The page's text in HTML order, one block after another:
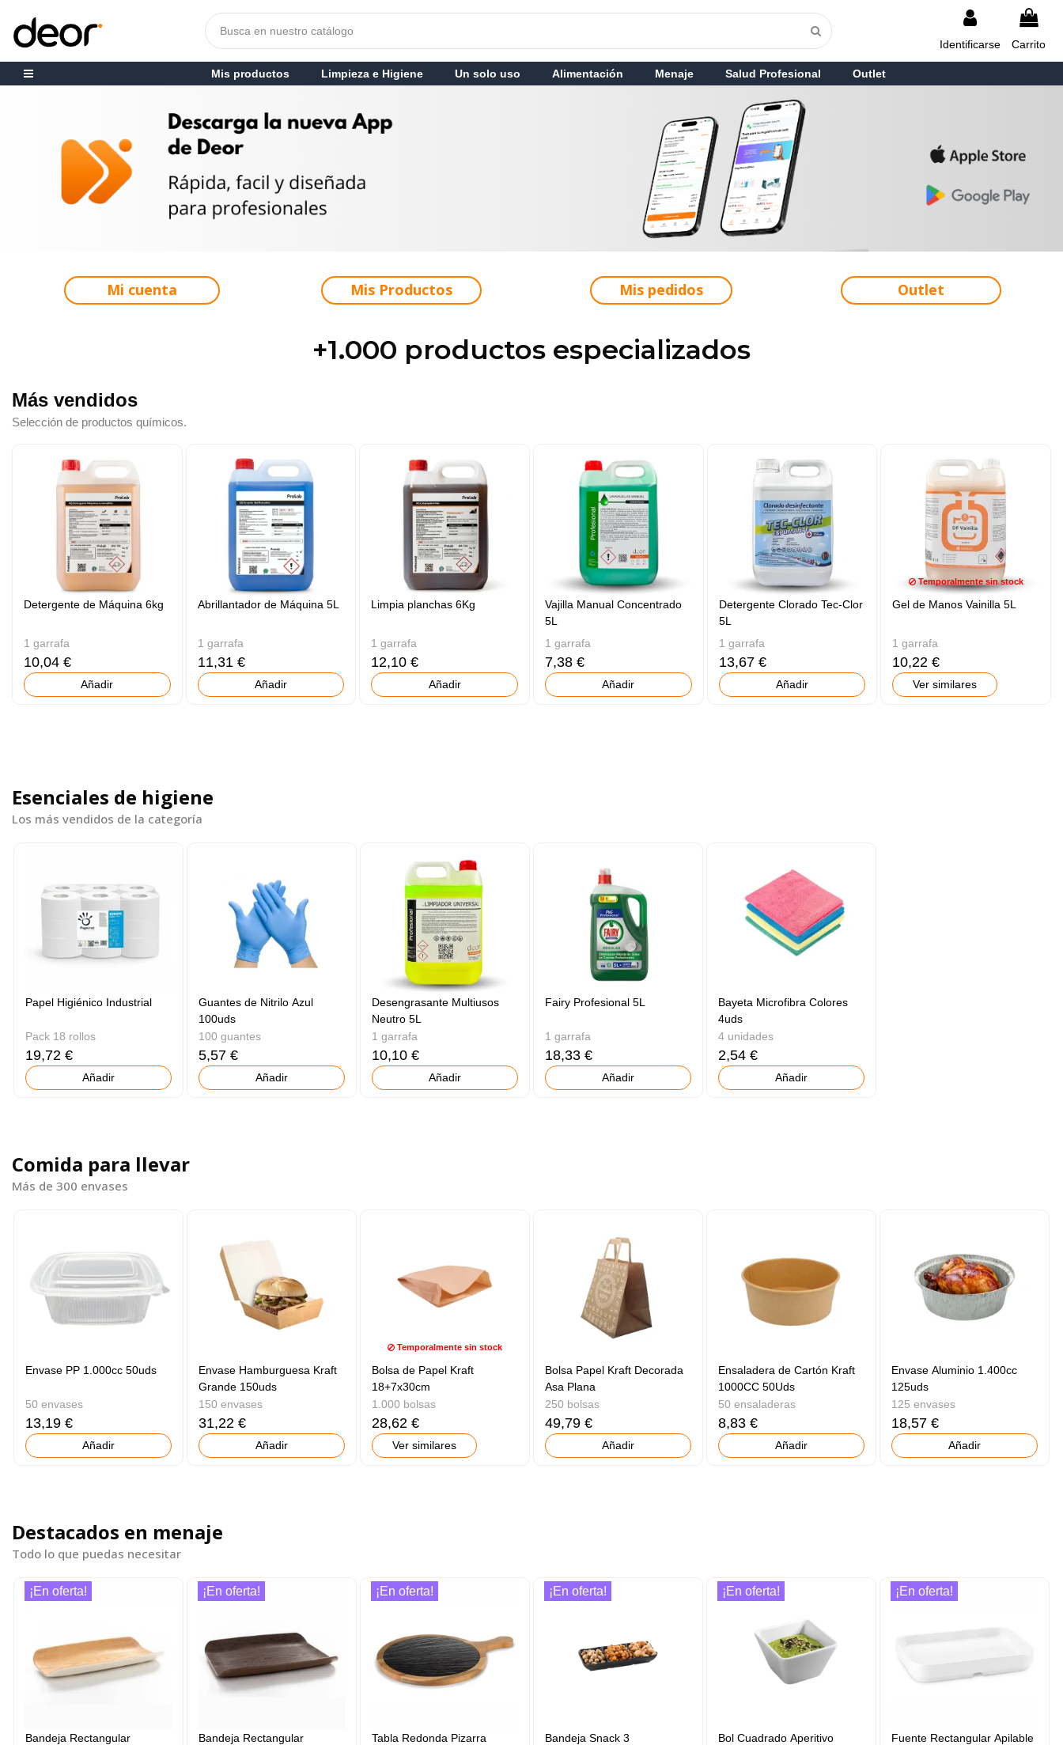
Identificarse Carrito
Mis productos Limpieza e Higiene Un solo uso Alimentación Menaje Salud Profesional Outlet
Mi cuenta Mis Productos Mis pedidos Outlet
+1.000 productos especializados
Más vendidos
Selección de productos químicos.
Detergente de Máquina 6kg
1 garrafa
10,04 €
Añadir
Abrillantador de Máquina 5L
1 garrafa
11,31 €
Añadir
Limpia planchas 6Kg
1 garrafa
12,10 €
Añadir
Vajilla Manual Concentrado
5L
1 garrafa
7,38 €
Añadir
Detergente Clorado Tec-Clor
5L
1 garrafa
13,67 €
Añadir
Temporalmente sin stock
Gel de Manos Vainilla 5L
1 garrafa
10,22 €
Ver similares
Esenciales de higiene
Los más vendidos de la categoría
Papel Higiénico Industrial
Pack 18 rollos
19,72 €
Añadir
Guantes de Nitrilo Azul
100uds
100 guantes
5,57 €
Añadir
Desengrasante Multiusos
Neutro 5L
1 garrafa
10,10 €
Añadir
Fairy Profesional 5L
1 garrafa
18,33 €
Añadir
Bayeta Microfibra Colores
4uds
4 unidades
2,54 €
Añadir
Comida para llevar
Más de 300 envases
Envase PP 1.000cc 50uds
50 envases
13,19 €
Añadir
Envase Hamburguesa Kraft
Grande 150uds
150 envases
31,22 €
Añadir
Temporalmente sin stock
Bolsa de Papel Kraft
18+7x30cm
1.000 bolsas
28,62 €
Ver similares
Bolsa Papel Kraft Decorada
Asa Plana
250 bolsas
49,79 €
Añadir
Ensaladera de Cartón Kraft
1000CC 50Uds
50 ensaladeras
8,83 €
Añadir
Envase Aluminio 1.400cc
125uds
125 envases
18,57 €
Añadir
Destacados en menaje
Todo lo que puedas necesitar
¡En oferta!
Bandeja Rectangular
¡En oferta!
Bandeja Rectangular
¡En oferta!
Tabla Redonda Pizarra
¡En oferta!
Bandeja Snack 3
¡En oferta!
Bol Cuadrado Aperitivo
¡En oferta!
Fuente Rectangular Apilable